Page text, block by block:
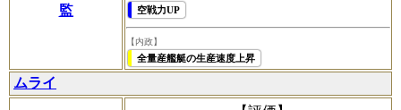
監
空戦力UP
【内政】
全量産艦艇の生産速度上昇
ムライ